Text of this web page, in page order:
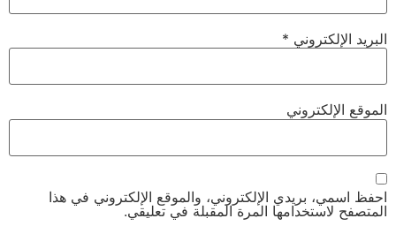
البريد الإلكتروني *
الموقع الإلكتروني
احفظ اسمي، بريدي الإلكتروني، والموقع الإلكتروني في هذا
المتصفح لاستخدامها المرة المقبلة في تعليقي.